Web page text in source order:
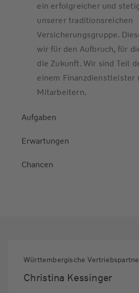
ein erfolgreicher und
unserer traditionsreichen
Versicherungsgruppe.
wir für den Aufbruch, für
die Zukunft. Wir sind Teil
einem Finanzdienstleister
Mitarbeitern.
Aufgaben
Erwartungen
Chancen
Württembergische
Christina Kessinger